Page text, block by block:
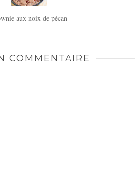
aux noix de pécan
COMMENTAIRE